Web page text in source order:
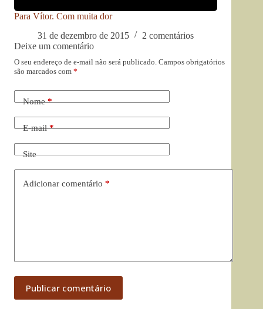
Para Vítor. Com muita dor
31 de dezembro de 2015
2 comentários
Deixe um comentário
O seu endereço de e-mail não será publicado. Campos obrigatórios
são marcados com *
Nome*
E-mail*
Site
Adicionar comentário *
Publicar comentário